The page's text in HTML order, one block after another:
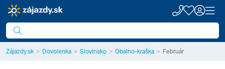
Zájazdy.sk Dovolenka Slovinsko Obalno-kraška Február